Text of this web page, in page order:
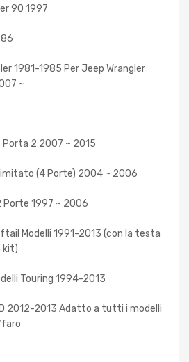
90 1997
1981-1985 Per Jeep Wrangler
~
Porta 2 2007 ~ 2015
(4 Porte) 2004 ~ 2006
Porte 1997 ~ 2006
Modelli 1991-2013 (con la testa
kit)
Touring 1994-2013
2012-2013 Adatto a tutti i modelli